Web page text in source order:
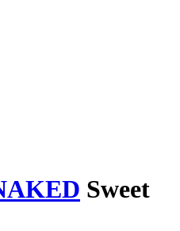
Sweet